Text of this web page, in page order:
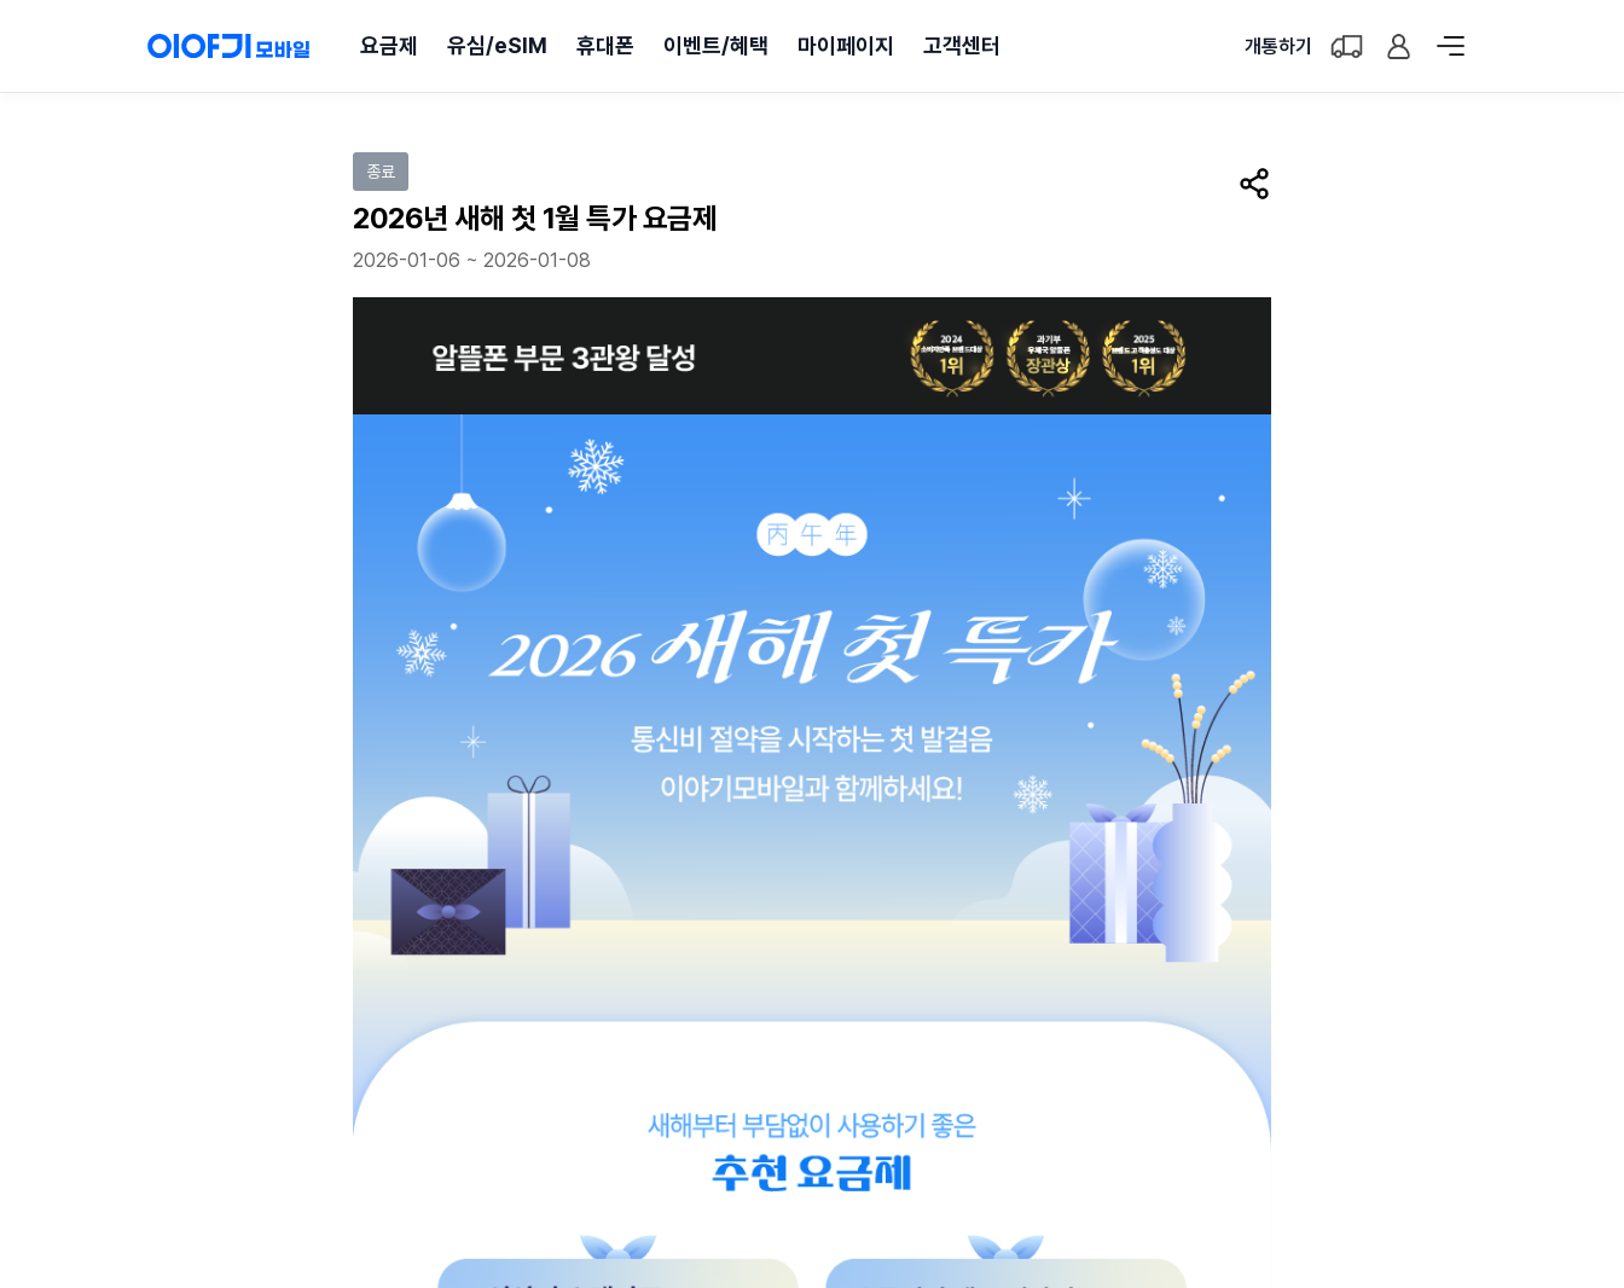
요금제 유심/eSIM 휴대폰 이벤트/혜택 마이페이지 고객센터 개통하기
종료
2026년 새해 첫 1월 특가 요금제
공유하기
2026-01-06 ~ 2026-01-08
2026 새해 첫 특가 통신비 절약을 시작하는 첫 발걸음 이야기모바일과 함께하세요!
새해부터 부담없이 사용하기 좋은 추천 요금제